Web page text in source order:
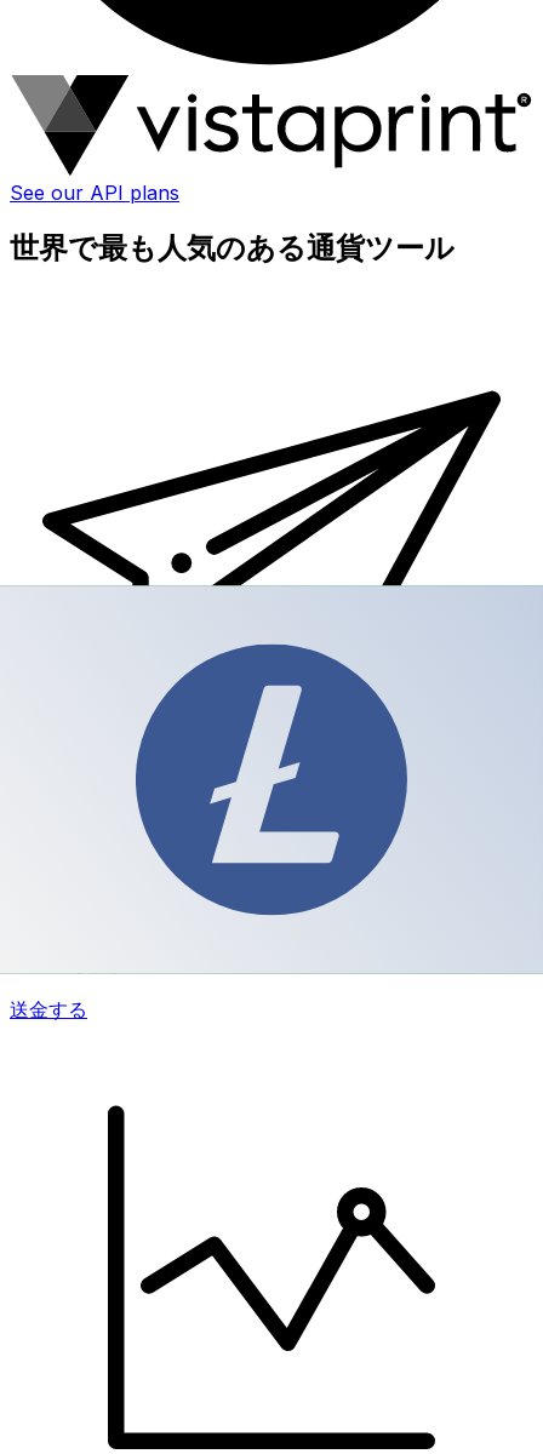
See our API plans
世界で最も人気のある通貨ツール
オンラインの送金が迅速、安全、簡単に行えます。ライブの
送金する